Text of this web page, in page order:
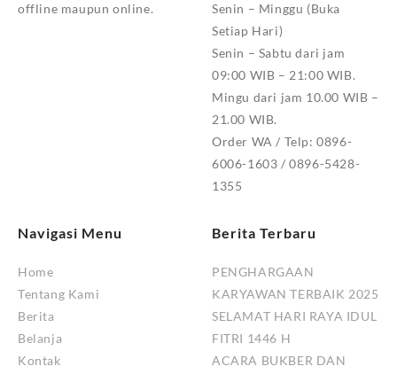
offline maupun online.
Senin – Minggu (Buka
Setiap Hari)
Senin – Sabtu dari jam
09:00 WIB – 21:00 WIB.
Mingu dari jam 10.00 WIB –
21.00 WIB.
Order WA / Telp: 0896-
6006-1603 / 0896-5428-
1355
Navigasi Menu
Home
Tentang Kami
Berita
Belanja
Kontak
Berita Terbaru
PENGHARGAAN
KARYAWAN TERBAIK 2025
SELAMAT HARI RAYA IDUL
FITRI 1446 H
ACARA BUKBER DAN